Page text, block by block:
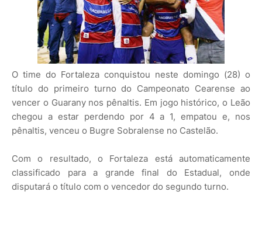
O time do Fortaleza conquistou neste domingo (28) o
título do primeiro turno do Campeonato Cearense ao
vencer o Guarany nos pênaltis. Em jogo histórico, o Leão
chegou a estar perdendo por 4 a 1, empatou e, nos
pênaltis, venceu o Bugre Sobralense no Castelão.
Com o resultado, o Fortaleza está automaticamente
classificado para a grande final do Estadual, onde
disputará o título com o vencedor do segundo turno.